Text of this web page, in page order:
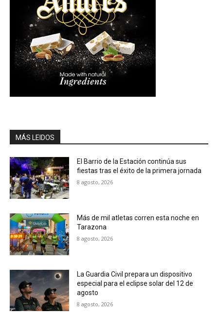
MÁS LEIDOS
El Barrio de la Estación continúa sus
fiestas tras el éxito de la primera jornada
8 agosto, 2026
Más de mil atletas corren esta noche en
Tarazona
8 agosto, 2026
La Guardia Civil prepara un dispositivo
especial para el eclipse solar del 12 de
agosto
8 agosto, 2026